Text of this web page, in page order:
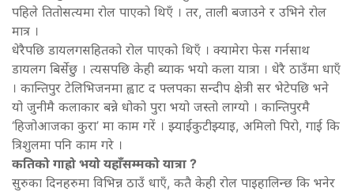
पहिले तितोसत्यमा रोल पाएको थिएँ । तर, ताली बजाउने र उभिने रोल
मात्र ।
धेरैपछि डायलगसहितको रोल पाएको थिएँ । क्यामेरा फेस गर्नसाथ
डायलग बिर्सेछु । त्यसपछि केही ब्याक भयो कला यात्रा । धेरै ठाउँमा धाएँ
। कान्तिपुर टेलिभिजनमा ह्वाट द फ्लपका सन्दीप क्षेत्री सर भेटेपछि भने
यो जुनीमै कलाकार बन्ने धोको पुरा भयो जस्तो लाग्यो । कान्तिपुरमै
‘हिजोआजका कुरा’ मा काम गरें । झ्याईकुटीझ्याइ, अमिलो पिरो, गाई कि
त्रिशुलमा पनि काम गरे ।
कतिको गाह्रो भयो यहाँसम्मको यात्रा ?
सुरुका दिनहरुमा विभिन्न ठाउँ धाएँ, कतै केही रोल पाइहालिन्छ कि भनेर